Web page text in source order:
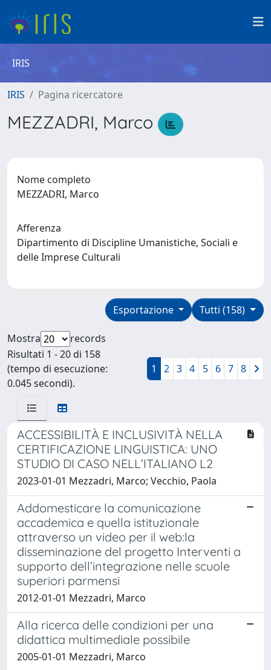
IRIS
IRIS Pagina ricercatore
MEZZADRI, Marco
Nome completo
MEZZADRI, Marco
Afferenza
Dipartimento di Discipline Umanistiche, Sociali e
delle Imprese Culturali
Tutti (158)
Esportazione
Mostra
records
Risultati 1 - 20 di 158
(tempo di esecuzione:
0.045 secondi).
1 2 3 4 5 6 7 8
ACCESSIBILITÀ E INCLUSIVITÀ NELLA
CERTIFICAZIONE LINGUISTICA: UNO
STUDIO DI CASO NELL’ITALIANO L2
2023-01-01 Mezzadri, Marco; Vecchio, Paola
Addomesticare la comunicazione
accademica e quella istituzionale
attraverso un video per il web:la
disseminazione del progetto Interventi a
supporto dell’integrazione nelle scuole
superiori parmensi
2012-01-01 Mezzadri, Marco
Alla ricerca delle condizioni per una
didattica multimediale possibile
2005-01-01 Mezzadri, Marco